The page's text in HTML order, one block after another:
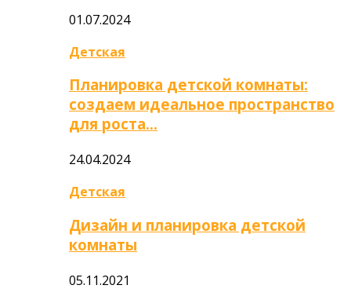
01.07.2024
Детская
Планировка детской комнаты:
создаем идеальное пространство
для роста…
24.04.2024
Детская
Дизайн и планировка детской
комнаты
05.11.2021